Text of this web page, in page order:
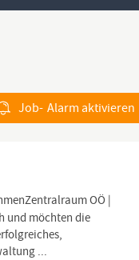
Job- Alarmaktivieren
OÖ |
und möchten die
...